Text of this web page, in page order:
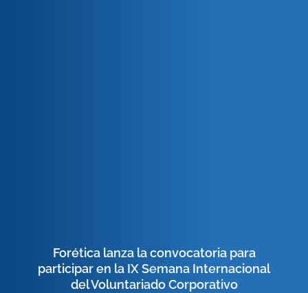
Forética lanza la convocatoria para
participar en la IX Semana Internacional
del Voluntariado Corporativo